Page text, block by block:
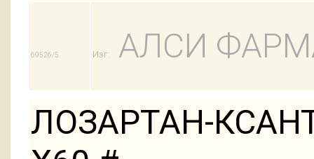
69526/5 Изг:
АЛСИ
ЛОЗАРТАН-